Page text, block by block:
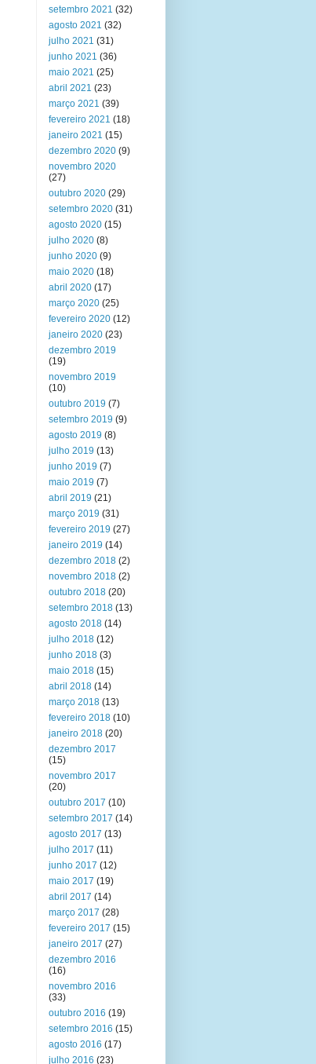
setembro 2021 (32)
agosto 2021 (32)
julho 2021 (31)
junho 2021 (36)
maio 2021 (25)
abril 2021 (23)
março 2021 (39)
fevereiro 2021 (18)
janeiro 2021 (15)
dezembro 2020 (9)
novembro 2020
(27)
outubro 2020 (29)
setembro 2020 (31)
agosto 2020 (15)
julho 2020 (8)
junho 2020 (9)
maio 2020 (18)
abril 2020 (17)
março 2020 (25)
fevereiro 2020 (12)
janeiro 2020 (23)
dezembro 2019
(19)
novembro 2019
(10)
outubro 2019 (7)
setembro 2019 (9)
agosto 2019 (8)
julho 2019 (13)
junho 2019 (7)
maio 2019 (7)
abril 2019 (21)
março 2019 (31)
fevereiro 2019 (27)
janeiro 2019 (14)
dezembro 2018 (2)
novembro 2018 (2)
outubro 2018 (20)
setembro 2018 (13)
agosto 2018 (14)
julho 2018 (12)
junho 2018 (3)
maio 2018 (15)
abril 2018 (14)
março 2018 (13)
fevereiro 2018 (10)
janeiro 2018 (20)
dezembro 2017
(15)
novembro 2017
(20)
outubro 2017 (10)
setembro 2017 (14)
agosto 2017 (13)
julho 2017 (11)
junho 2017 (12)
maio 2017 (19)
abril 2017 (14)
março 2017 (28)
fevereiro 2017 (15)
janeiro 2017 (27)
dezembro 2016
(16)
novembro 2016
(33)
outubro 2016 (19)
setembro 2016 (15)
agosto 2016 (17)
julho 2016 (23)